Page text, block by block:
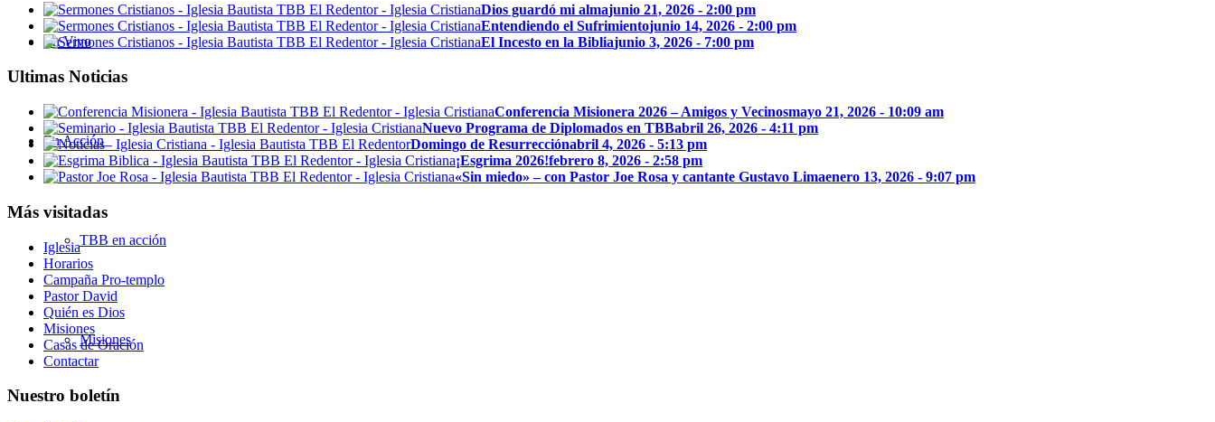
En Vivo
En Acción
TBB en acción
Misiones
Dios guardó mi almajunio 21, 2026 - 2:00 pm
Entendiendo el Sufrimientojunio 14, 2026 - 2:00 pm
El Incesto en la Bibliajunio 3, 2026 - 7:00 pm
Ultimas Noticias
Conferencia Misionera 2026 – Amigos y Vecinosmayo 21, 2026 - 10:09 am
Nuevo Programa de Diplomados en TBBabril 26, 2026 - 4:11 pm
Domingo de Resurrecciónabril 4, 2026 - 5:13 pm
¡Esgrima 2026!febrero 8, 2026 - 2:58 pm
«Sin miedo» – con Pastor Joe Rosa y cantante Gustavo Limaenero 13, 2026 - 9:07 pm
Más visitadas
Iglesia
Horarios
Campaña Pro-templo
Pastor David
Quién es Dios
Misiones
Casas de Oración
Contactar
Nuestro boletín